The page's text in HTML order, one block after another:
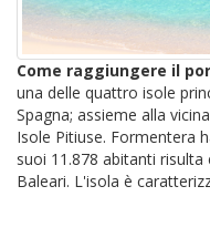
Come raggiungere il
una delle quattro isole
Spagna; assieme alla
Isole Pitiuse. Formentera
suoi 11.878 abitanti
Baleari. L'isola è